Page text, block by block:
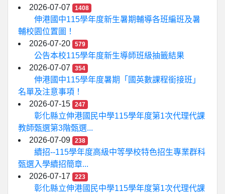
2026-07-07
1408
伸港國中115學年度新生暑期輔導各班編班及暑
輔校園位置圖！
2026-07-20
579
公告本校115學年度新生導師班級抽籤結果
2026-07-07
354
伸港國中115學年度暑期「國英數課程銜接班」
名單及注意事項！
2026-07-15
247
彰化縣立伸港國民中學115學年度第1次代理代課
教師甄選第3階甄選...
2026-07-09
238
續招--115學年度高級中等學校特色招生專業群科
甄選入學續招簡章...
2026-07-17
223
彰化縣立伸港國民中學115學年度第1次代理代課